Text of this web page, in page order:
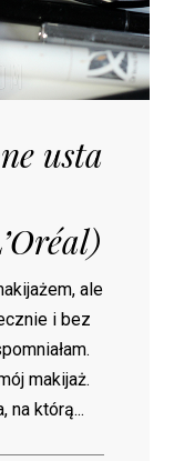
usta
ale
i bez
makijaż.
na którą...